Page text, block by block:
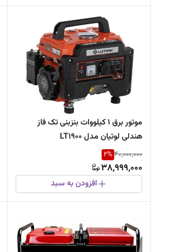
موتور برق 1 کیلووات بنزبنی تک فاز
هندلی لوتیان مدل LT1900
40,000,000
2%
38,999,000
افزودن به سبد